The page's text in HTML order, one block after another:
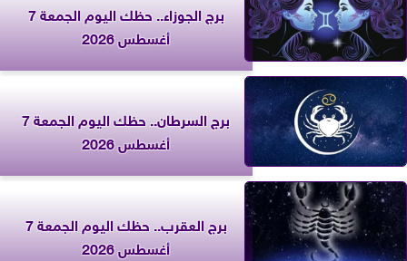
برج الجوزاء.. حظك اليوم الجمعة 7
أغسطس 2026
برج السرطان.. حظك اليوم الجمعة 7
أغسطس 2026
برج العقرب.. حظك اليوم الجمعة 7
أغسطس 2026